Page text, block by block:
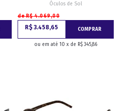
Óculos de Sol
de R$ 4.069,00
R$ 3.458,65 COMPRAR
ou em até 10 x de R$ 345,86